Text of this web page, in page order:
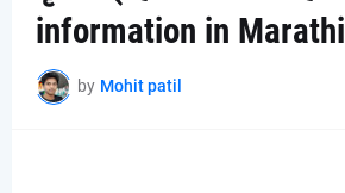
information in Marathi
by Mohit patil